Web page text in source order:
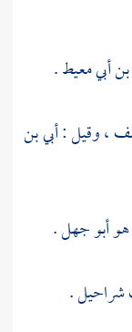
أبي معيط.
،وقيل :أبي بن
أبو جهل .
شراحيل.